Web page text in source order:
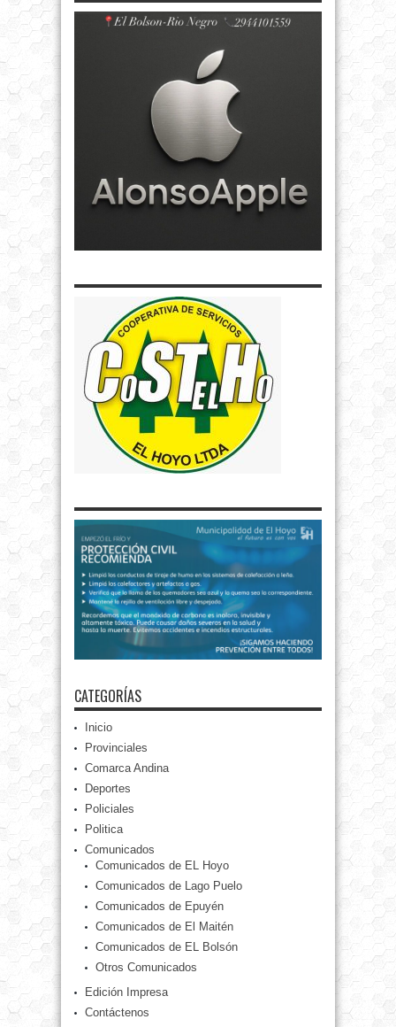
CATEGORÍAS
Inicio
Provinciales
Comarca Andina
Deportes
Policiales
Politica
Comunicados
Comunicados de EL Hoyo
Comunicados de Lago Puelo
Comunicados de Epuyén
Comunicados de El Maitén
Comunicados de EL Bolsón
Otros Comunicados
Edición Impresa
Contáctenos